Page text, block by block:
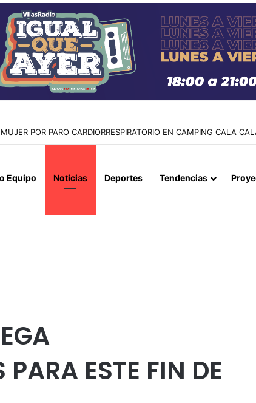
TRABAJADOR MUERE TRAS FATAL ACCIDENTE EN LA
Equipo Noticias Deportes Tendencias
ESTE FIN DE